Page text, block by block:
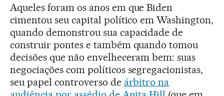
Aqueles foram os anos em que Biden
cimentou seu capital político em Washington,
quando demonstrou sua capacidade de
construir pontes e também quando tomou
decisões que não envelheceram bem: suas
negociações com políticos segregacionistas,
seu papel controverso de árbitro na